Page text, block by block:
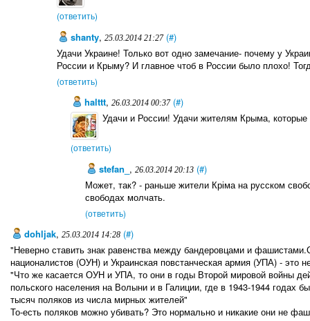
(ответить)
shanty, 25.03.2014 21:27 (#)
Удачи Украине! Только вот одно замечание- почему у
России и Крыму? И главное чтоб в России было плохо!
(ответить)
halttt,26.03.2014 00:37 (#)
Удачи и России! Удачи жителям Крыма, которые
(ответить)
stefan_ , 26.03.2014 20:13 (#)
Может, так? - раньше жители Кріма на русском
свободах молчать.
(ответить)
dohljak, 25.03.2014 14:28 (#)
"Неверно ставить знак равенства между бандеровцами и
националистов (ОУН) и Украинская повстанческая армия (УПА) - это
"Что же касается ОУН и УПА, то они в годы Второй мировой войны
польского населения на Волыни и в Галиции, где в 1943-1944 годах
тысяч поляков из числа мирных жителей"
То-есть поляков можно убивать? Это нормально и никакие они не